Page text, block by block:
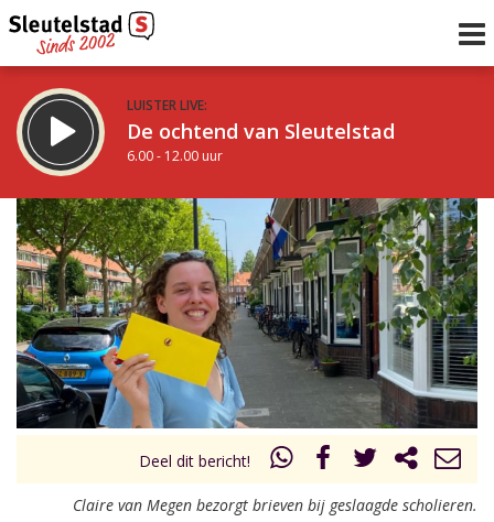
LUISTER LIVE:
De ochtend van Sleutelstad
6.00 - 12.00 uur
STRAKS:
De middag van Sleutelstad
12.00 - 18.00 uur
Vorig uur
uur 1 van 0 Volgend uur
Inklappen
Deel dit bericht!
Claire van Megen bezorgt brieven bij geslaagde scholieren.